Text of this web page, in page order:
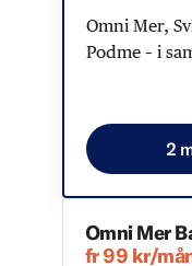
Omni Mer,
Podme – i
2
Omni Mer
fr 99 kr/